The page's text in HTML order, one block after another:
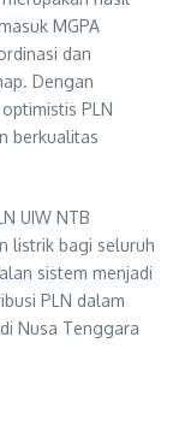
MGPA
dan
Dengan
PLN
berkualitas
UIW NTB
listrik bagi seluruh
sistem menjadi
PLN dalam
Nusa Tenggara